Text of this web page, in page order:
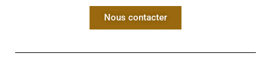
Nous contacter